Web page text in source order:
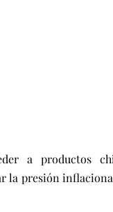
a productos
la presión